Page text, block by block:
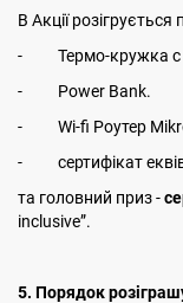
В Акції розігрується
- Термо-кружка с
- Power Bank.
- Wi-fi Роутер
- сертифікат
та головний приз -
inclusive”.
5. Порядок